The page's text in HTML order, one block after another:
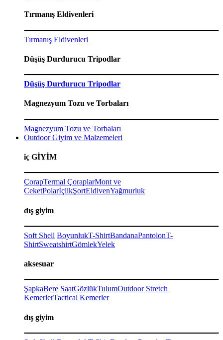
Tırmanış Eldivenleri
Tırmanış Eldivenleri
Düşüş Durdurucu Tripodlar
Düşüş Durdurucu Tripodlar
Magnezyum Tozu ve Torbaları
Magnezyum Tozu ve Torbaları
Outdoor Giyim ve Malzemeleri
iç GİYİM
ÇorapTermal ÇoraplarMont ve
CeketPolarİçlikŞortEldivenYağmurluk
dış giyim
Soft Shell BoyunlukT-ShirtBandanaPantolonT-
ShirtSweatshirtGömlekYelek
aksesuar
ŞapkaBere SaatGözlükTulumOutdoor Stretch
KemerlerTactical Kemerler
dış giyim